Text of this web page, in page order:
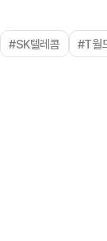
#SK텔레콤 #T월